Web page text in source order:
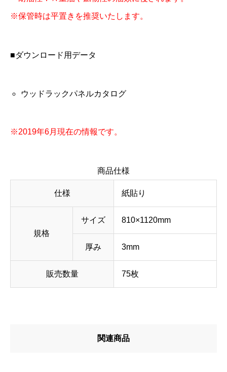
※保管時は平置きを推奨いたします。
■ダウンロード用データ
ウッドラックパネルカタログ
※2019年6月現在の情報です。
商品仕様
仕様 紙貼り
規格
サイズ 810×1120mm
厚み 3mm
販売数量 75枚
関連商品